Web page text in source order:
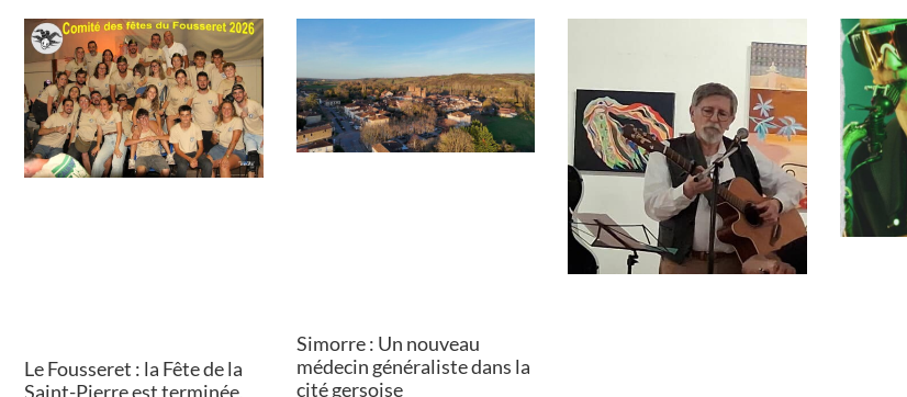
Le Fousseret : la Fête de la
Saint-Pierre est terminée,
Simorre : Un nouveau
médecin généraliste dans la
cité gersoise